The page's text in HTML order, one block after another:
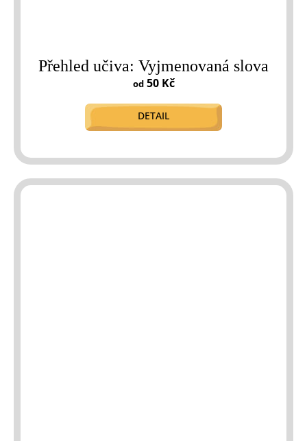
Přehled učiva: Vyjmenovaná slova
od50 Kč
DETAIL